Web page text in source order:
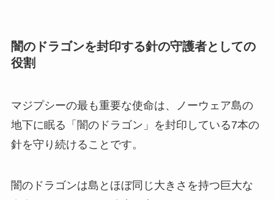
闇のドラゴンを封印する針の守護者としての
役割
マジプシーの最も重要な使命は、ノーウェア島の
地下に眠る「闇のドラゴン」を封印している7本の
針を守り続けることです。
闇のドラゴンは島とほぼ同じ大きさを持つ巨大な